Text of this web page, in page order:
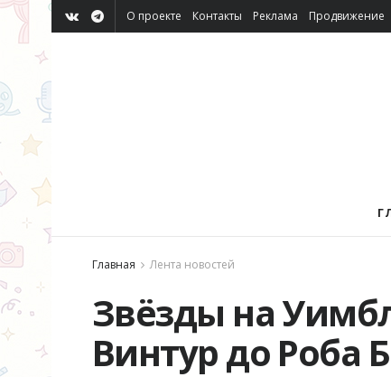
О проекте Контакты Реклама Продвижение
Главная Лента новостей
Звёзды на
Винтур до Роба